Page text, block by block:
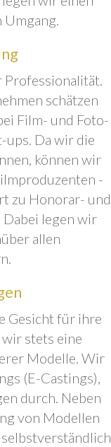
schätzen
Film- und Foto-
ups. Da wir die
können wir
-
zu Honorar- und
legen wir
allen
Gesicht für ihre
stets eine
Modelle. Wir
(E-Castings),
durch. Neben
von Modellen